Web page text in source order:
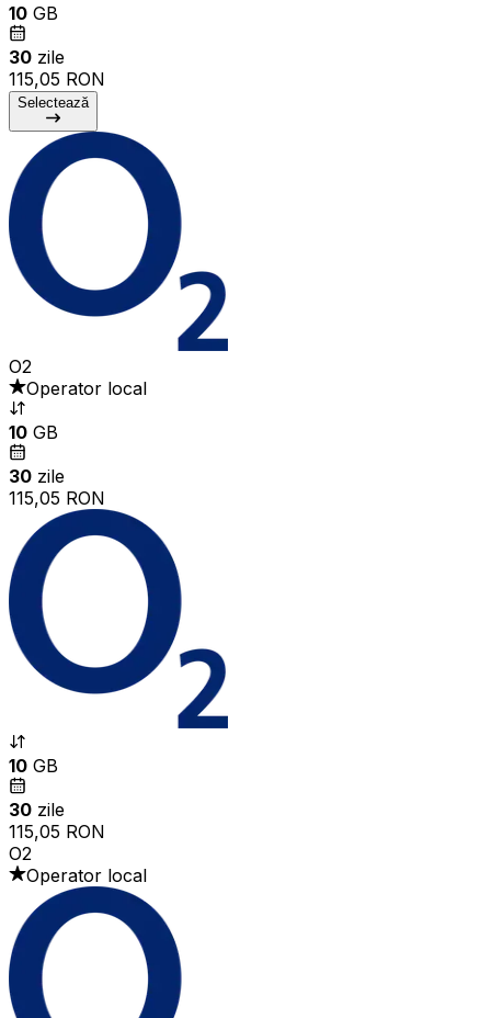
10 GB
30 zile
115,05 RON
Selectează
O2
Operator local
10 GB
30 zile
115,05 RON
10 GB
30 zile
115,05 RON
O2
Operator local